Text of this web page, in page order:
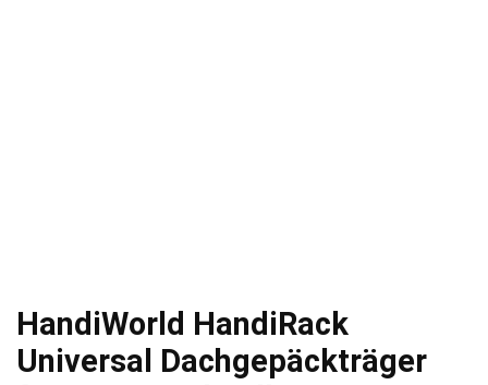
HandiWorld HandiRack
Universal Dachgepäckträger